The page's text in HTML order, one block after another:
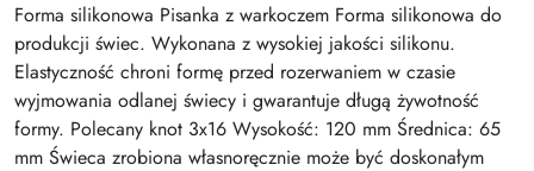
Forma silikonowa Pisanka z warkoczem Forma silikonowa do
produkcji świec. Wykonana z wysokiej jakości silikonu.
Elastyczność chroni formę przed rozerwaniem w czasie
wyjmowania odlanej świecy i gwarantuje długą żywotność
formy. Polecany knot 3x16 Wysokość: 120 mm Średnica: 65
mm Świeca zrobiona własnoręcznie może być doskonałym